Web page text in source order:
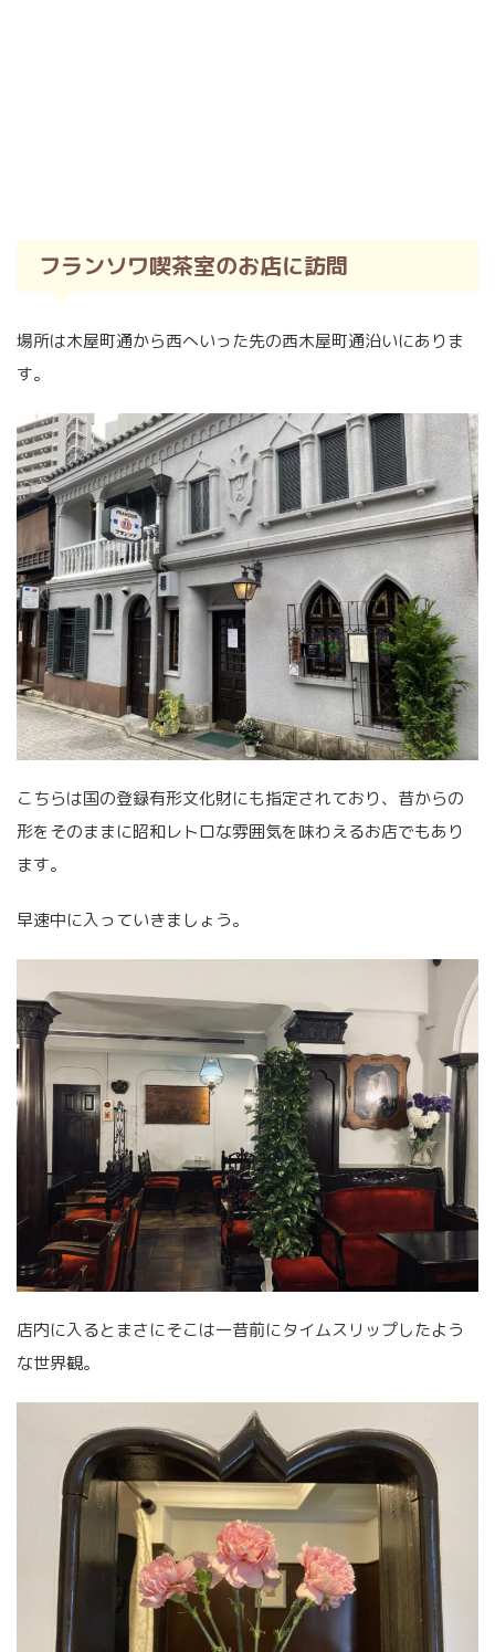
フランソワ喫茶室のお店に訪問
場所は木屋町通から西へいった先の西木屋町通沿いにありま
す。
こちらは国の登録有形文化財にも指定されており、昔からの
形をそのままに昭和レトロな雰囲気を味わえるお店でもあり
ます。
早速中に入っていきましょう。
店内に入るとまさにそこは一昔前にタイムスリップしたよう
な世界観。